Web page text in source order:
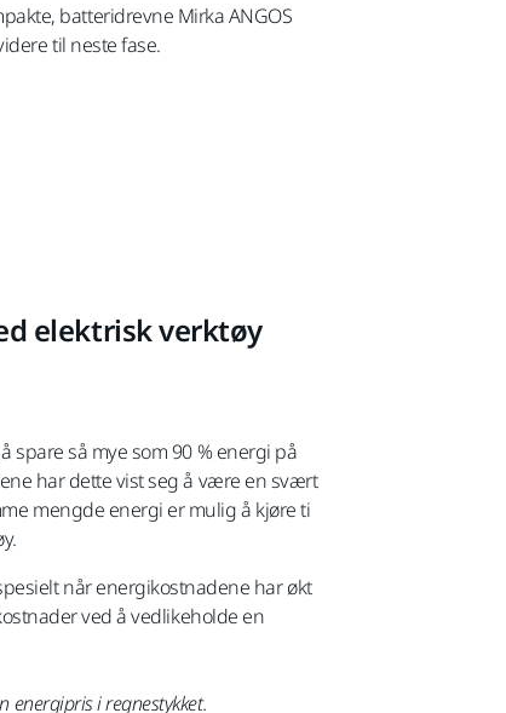
batteridrevne Mirka ANGOS
til neste fase.
elektrisk verktøy
spare så mye som 90 % energi på
har dette vist seg å være en svært
mengde energi er mulig å kjøre ti
når energikostnadene har økt
ved å vedlikeholde en
energipris i regnestykket.